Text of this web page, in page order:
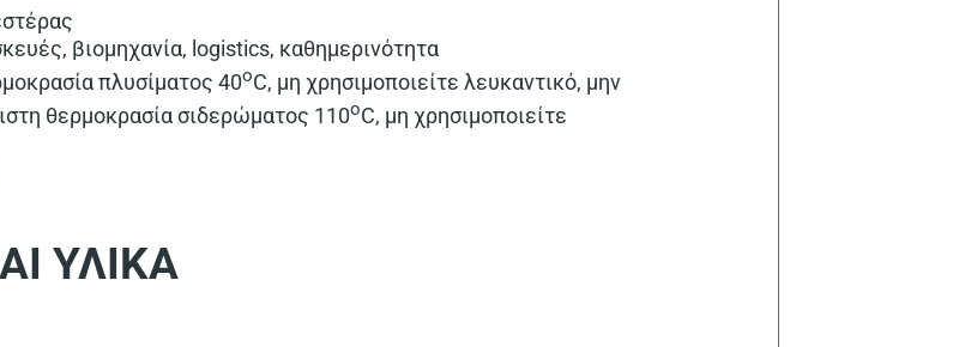
βιομηχανία, logistics, καθημερινότητα
πλυσίματος 40oC, μη χρησιμοποιείτε λευκαντικό, μην
θερμοκρασία σιδερώματος 110oC, μη χρησιμοποιείτε
ΥΛΙΚΑ